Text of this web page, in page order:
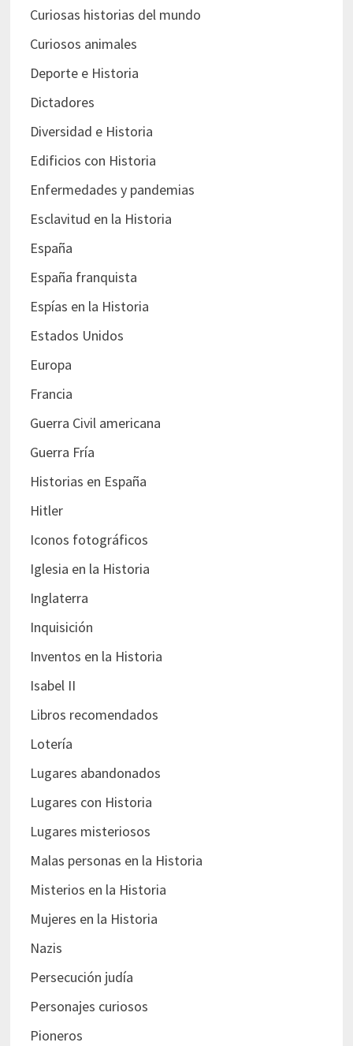
Curiosas historias del mundo
Curiosos animales
Deporte e Historia
Dictadores
Diversidad e Historia
Edificios con Historia
Enfermedades y pandemias
Esclavitud en la Historia
España
España franquista
Espías en la Historia
Estados Unidos
Europa
Francia
Guerra Civil americana
Guerra Fría
Historias en España
Hitler
Iconos fotográficos
Iglesia en la Historia
Inglaterra
Inquisición
Inventos en la Historia
Isabel II
Libros recomendados
Lotería
Lugares abandonados
Lugares con Historia
Lugares misteriosos
Malas personas en la Historia
Misterios en la Historia
Mujeres en la Historia
Nazis
Persecución judía
Personajes curiosos
Pioneros